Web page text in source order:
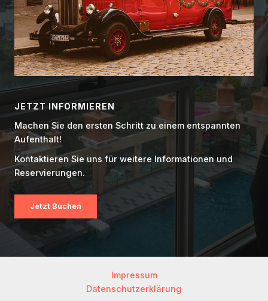
JETZT INFORMIEREN
Machen Sie den ersten Schritt zu einem entspannten
Aufenthalt!
Kontaktieren Sie uns für weitere Informationen und
Reservierungen.
Jetzt Buchen
Impressum
Datenschutzerklärung